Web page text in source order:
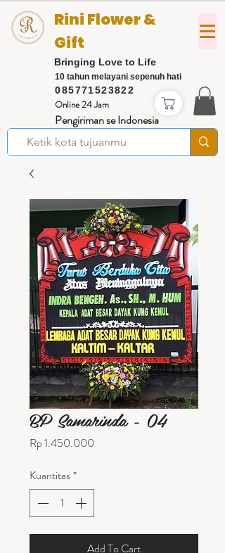
085771523822
Rini Flower &
Gift
Bringing Love to Life
Online 24 Jam
Pengiriman se Indonesia
10 tahun melayani sepenuh hati
BP Samarinda - 04
Rp 1.450.000
Kuantitas*
Add To Cart